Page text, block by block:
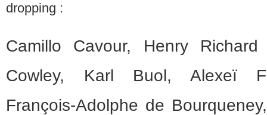
dropping :
Camillo Cavour, Henry Richard
Cowley, Karl Buol, Alexeï
François-Adolphe de